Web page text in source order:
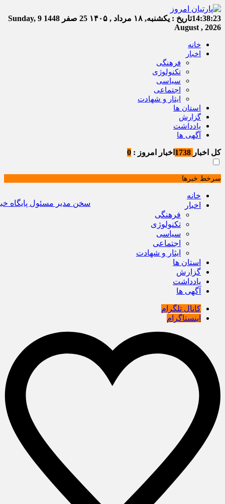
14:38:24تاریخ : یکشنبه, ۱۸ مرداد , ۱۴۰۵ 25 صفر 1448
Sunday, 9
August , 2026
خانه
اخبار
فرهنگی
تکنولوژی
سیاسی
اجتماعی
ایثار و شهادت
استان ها
گزارش
یادداشت
آگهی ها
کل اخبار اخبار امروز : 0
سرخط خبرها
سخن مدیر مسئول پایگاه خبری
خانه
اخبار
فرهنگی
تکنولوژی
سیاسی
اجتماعی
ایثار و شهادت
استان ها
گزارش
یادداشت
آگهی ها
کانال تلگرام
اینستاگرام